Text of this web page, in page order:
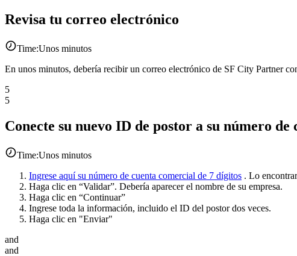
Revisa tu correo electrónico
Time:Unos minutos
En unos minutos, debería recibir un correo electrónico de SF City Partner
5
5
Conecte su nuevo ID de postor a su número
Time:Unos minutos
Ingrese aquí su número de cuenta comercial de 7 dígitos . Lo
Haga clic en “Validar”. Debería aparecer el nombre de su empresa.
Haga clic en “Continuar”
Ingrese toda la información, incluido el ID del postor dos veces.
Haga clic en "Enviar"
and
and